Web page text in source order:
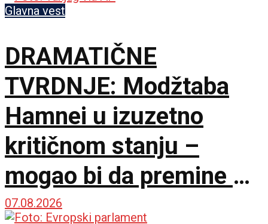
Glavna vest
DRAMATIČNE
TVRDNJE: Modžtaba
Hamnei u izuzetno
kritičnom stanju –
mogao bi da premine u
svakom trenutku
07.08.2026